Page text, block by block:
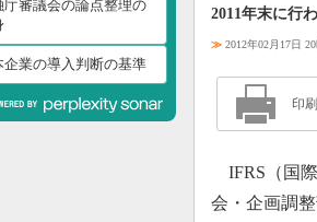
庁審議会の論点整理の
企業の導入判断の基準
2011年末に行
≫ 2012年02月17日
印
IFRS（国
会・企画調